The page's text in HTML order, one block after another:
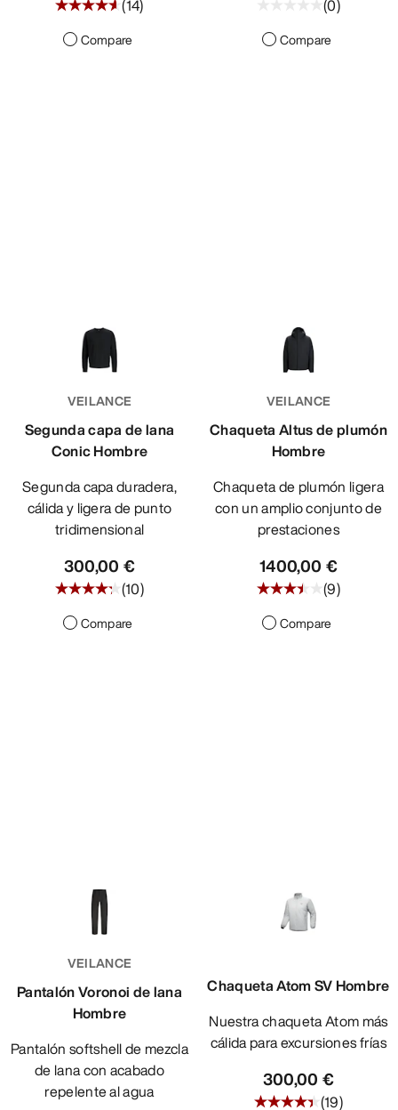
(14)
Compare
(0)
Compare
VEILANCE
Segunda capa de lana
Conic Hombre
Segunda capa duradera,
cálida y ligera de punto
tridimensional
300,00 €
(10)
Compare
VEILANCE
Chaqueta Altus de plumón
Hombre
Chaqueta de plumón ligera
con un amplio conjunto de
prestaciones
1400,00 €
(9)
Compare
VEILANCE
Pantalón Voronoi de lana
Hombre
Pantalón softshell de mezcla
de lana con acabado
repelente al agua
Chaqueta Atom SV Hombre
Nuestra chaqueta Atom más
cálida para excursiones frías
300,00 €
(19)